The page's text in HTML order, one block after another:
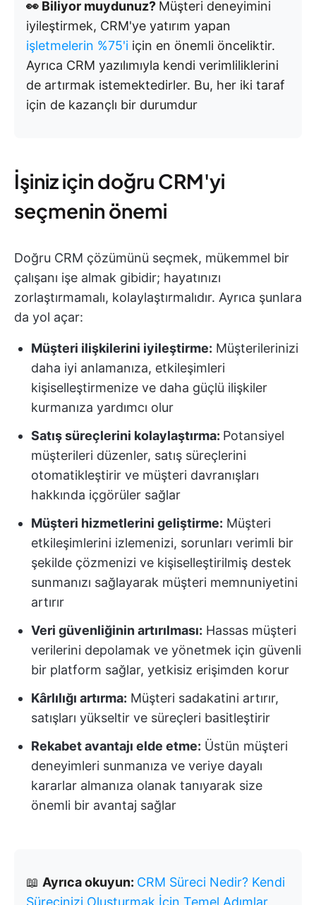
👀 Biliyor muydunuz? Müşteri deneyimini
iyileştirmek, CRM'ye yatırım yapan
işletmelerin %75'i için en önemli önceliktir.
Ayrıca CRM yazılımıyla kendi verimliliklerini
de artırmak istemektedirler. Bu, her iki taraf
için de kazançlı bir durumdur
İşiniz için doğru CRM'yi
seçmenin önemi
Doğru CRM çözümünü seçmek, mükemmel bir
çalışanı işe almak gibidir; hayatınızı
zorlaştırmamalı, kolaylaştırmalıdır. Ayrıca şunlara
da yol açar:
Müşteri ilişkilerini iyileştirme: Müşterilerinizi
daha iyi anlamanıza, etkileşimleri
kişiselleştirmenize ve daha güçlü ilişkiler
kurmanıza yardımcı olur
Satış süreçlerini kolaylaştırma: Potansiyel
müşterileri düzenler, satış süreçlerini
otomatikleştirir ve müşteri davranışları
hakkında içgörüler sağlar
Müşteri hizmetlerini geliştirme: Müşteri
etkileşimlerini izlemenizi, sorunları verimli bir
şekilde çözmenizi ve kişiselleştirilmiş destek
sunmanızı sağlayarak müşteri memnuniyetini
artırır
Veri güvenliğinin artırılması: Hassas müşteri
verilerini depolamak ve yönetmek için güvenli
bir platform sağlar, yetkisiz erişimden korur
Kârlılığı artırma: Müşteri sadakatini artırır,
satışları yükseltir ve süreçleri basitleştirir
Rekabet avantajı elde etme: Üstün müşteri
deneyimleri sunmanıza ve veriye dayalı
kararlar almanıza olanak tanıyarak size
önemli bir avantaj sağlar
📖 Ayrıca okuyun: CRM Süreci Nedir? Kendi
Sürecinizi Oluşturmak İçin Temel Adımlar